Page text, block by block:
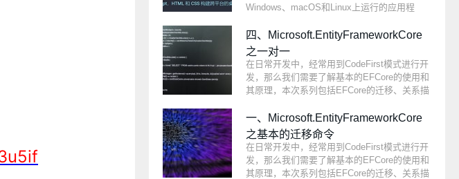
Windows、macOS和Linux上运行的应用程
移植到桌面端而无需再次开发，这样我们可以
使用同一套代码在不同平台上运行应用，极大
的缩短了开发时间。
四、Microsoft.EntityFrameworkCore
之一对一
在日常开发中，经常用到CodeFirst模式进行开
发，那么我们需要了解基本的EFCore的使用和
其原理，本次系列包括EFCore的迁移、关系描
习EFCore的同学们，能一看就知道关系描述应
该怎么配置。
一、Microsoft.EntityFrameworkCore
之基本的迁移命令
在日常开发中，经常用到CodeFirst模式进行开
发，那么我们需要了解基本的EFCore的使用和
其原理，本次系列包括EFCore的迁移、关系描